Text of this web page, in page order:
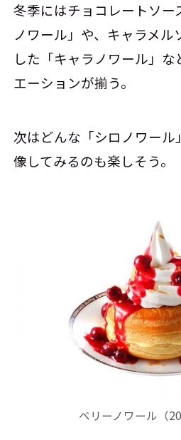
冬季にはチョコレートソー
ノワール」や、キャラメル
した「キャラノワール」な
エーションが揃う。
次はどんな「シロノワール
像してみるのも楽しそう。
ベリーノワール（